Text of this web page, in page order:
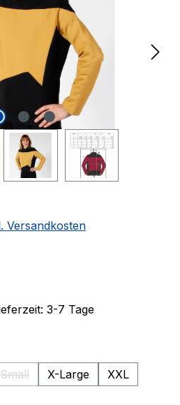
Versandkosten
von 5 von 5 Sternen
3-7 Tage
Small
(Diese Option ist zurzeit nicht
X-Large
XXL